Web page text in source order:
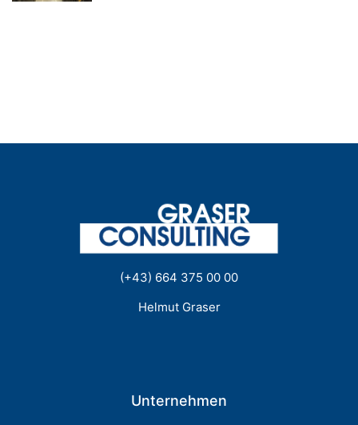
(+43) 664 375 00 00
Helmut Graser
Unternehmen